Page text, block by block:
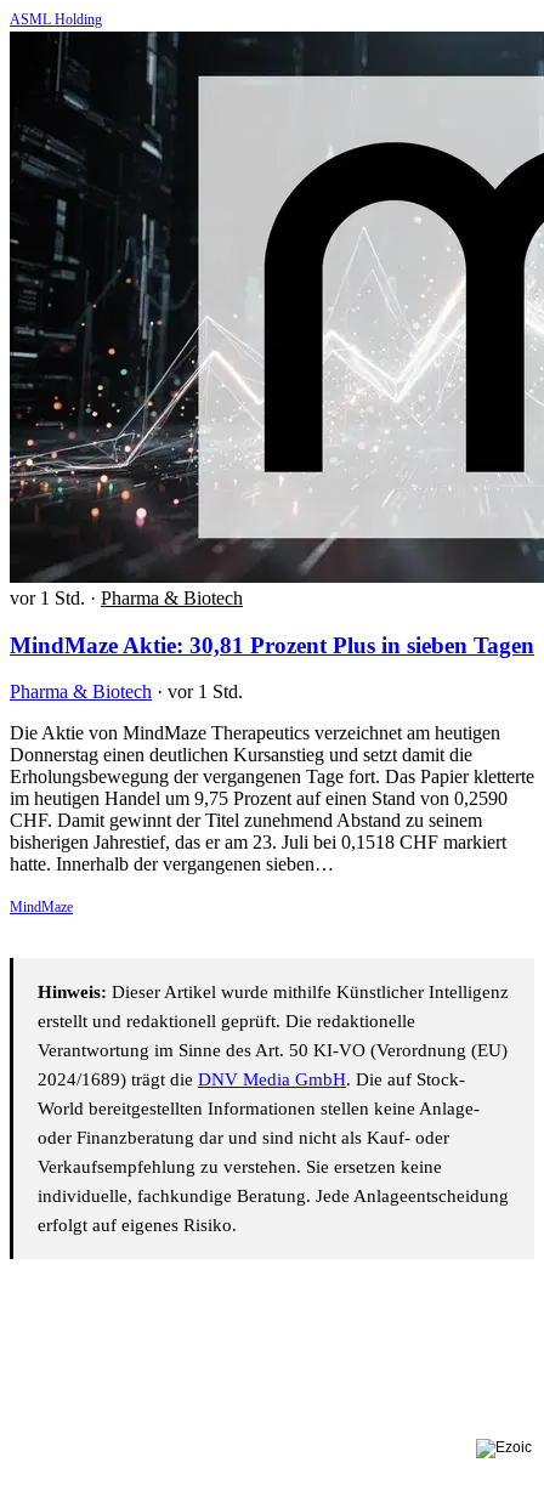
ASML Holding
vor 1 Std. · Pharma & Biotech
MindMaze Aktie: 30,81 Prozent Plus in sieben Tagen
Pharma & Biotech · vor 1 Std.
Die Aktie von MindMaze Therapeutics verzeichnet am heutigen
Donnerstag einen deutlichen Kursanstieg und setzt damit die
Erholungsbewegung der vergangenen Tage fort. Das Papier kletterte
im heutigen Handel um 9,75 Prozent auf einen Stand von 0,2590
CHF. Damit gewinnt der Titel zunehmend Abstand zu seinem
bisherigen Jahrestief, das er am 23. Juli bei 0,1518 CHF markiert
hatte. Innerhalb der vergangenen sieben…
MindMaze
Hinweis: Dieser Artikel wurde mithilfe Künstlicher Intelligenz
erstellt und redaktionell geprüft. Die redaktionelle
Verantwortung im Sinne des Art. 50 KI-VO (Verordnung (EU)
2024/1689) trägt die DNV Media GmbH. Die auf Stock-
World bereitgestellten Informationen stellen keine Anlage-
oder Finanzberatung dar und sind nicht als Kauf- oder
Verkaufsempfehlung zu verstehen. Sie ersetzen keine
individuelle, fachkundige Beratung. Jede Anlageentscheidung
erfolgt auf eigenes Risiko.